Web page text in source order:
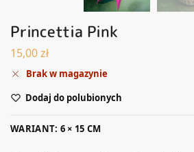
Princettia Pink
15,00zł
Brak w magazynie
Dodaj do polubionych
WARIANT: 6 × 15 CM